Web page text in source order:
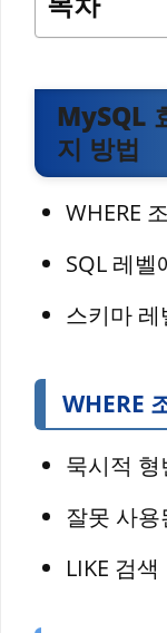
MySQL
지 방법
WHERE
SQL 레벨
스키마
WHERE
묵시적 형
잘못 사용
LIKE 검색